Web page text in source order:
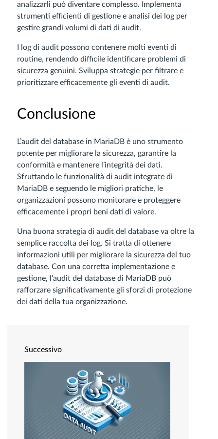
analizzarli può diventare complesso. Implementa
strumenti efficienti di gestione e analisi dei log per
gestire grandi volumi di dati di audit.
I log di audit possono contenere molti eventi di
routine, rendendo difficile identificare problemi di
sicurezza genuini. Sviluppa strategie per filtrare e
prioritizzare efficacemente gli eventi di audit.
Conclusione
L’audit del database in MariaDB è uno strumento
potente per migliorare la sicurezza, garantire la
conformità e mantenere l’integrità dei dati.
Sfruttando le funzionalità di audit integrate di
MariaDB e seguendo le migliori pratiche, le
organizzazioni possono monitorare e proteggere
efficacemente i propri beni dati di valore.
Una buona strategia di audit del database va oltre la
semplice raccolta dei log. Si tratta di ottenere
informazioni utili per migliorare la sicurezza del tuo
database. Con una corretta implementazione e
gestione, l’audit del database di MariaDB può
rafforzare significativamente gli sforzi di protezione
dei dati della tua organizzazione.
Successivo